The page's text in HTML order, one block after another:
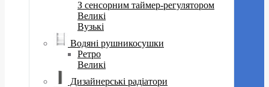
З сенсорним таймер-регулятором
Великі
Вузькі
Водяні рушникосушки
Ретро
Великі
Дизайнерські радіатори